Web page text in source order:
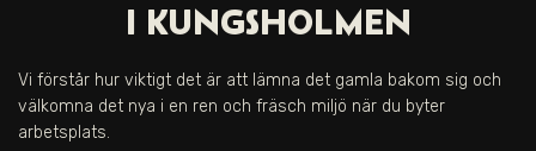
I KUNGSHOLMEN
Vi förstår hur viktigt det är att lämna det gamla bakom sig och
välkomna det nya i en ren och fräsch miljö när du byter
arbetsplats.